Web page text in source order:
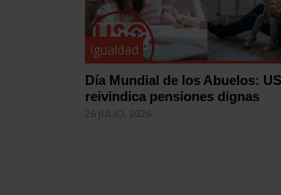
Igualdad
Día Mundial de los Abuelos:
reivindica pensiones dignas
26 JULIO, 2026